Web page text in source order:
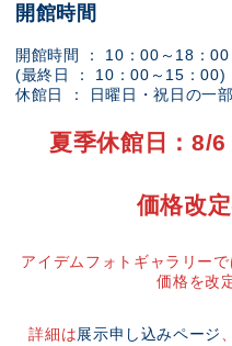
開館時間
開館時間 ： 10：00～18：00
(最終日 ： 10：00～15：00)
休館日 ： 日曜日・祝日の一
夏季休館日：8/6
価格改
アイデムフォトギャラリー
価格を改
詳細は展示申し込みページ